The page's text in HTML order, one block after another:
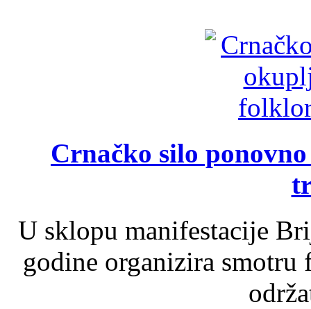
Crnačko silo
U sklopu manifestacije
godine organizira